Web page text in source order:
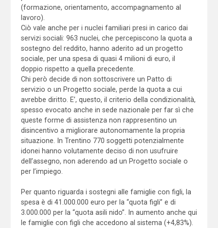
(formazione, orientamento, accompagnamento al
lavoro).
Ciò vale anche per i nuclei familiari presi in carico dai
servizi sociali: 963 nuclei, che percepiscono la quota a
sostegno del reddito, hanno aderito ad un progetto
sociale, per una spesa di quasi 4 milioni di euro, il
doppio rispetto a quella precedente.
Chi però decide di non sottoscrivere un Patto di
servizio o un Progetto sociale, perde la quota a cui
avrebbe diritto. E’, questo, il criterio della condizionalità,
spesso evocato anche in sede nazionale per far sì che
queste forme di assistenza non rappresentino un
disincentivo a migliorare autonomamente la propria
situazione. In Trentino 770 soggetti potenzialmente
idonei hanno volutamente deciso di non usufruire
dell’assegno, non aderendo ad un Progetto sociale o
per l’impiego.
Per quanto riguarda i sostegni alle famiglie con figli, la
spesa è di 41.000.000 euro per la “quota figli” e di
3.000.000 per la “quota asili nido”. In aumento anche qui
le famiglie con figli che accedono al sistema (+4,83%).